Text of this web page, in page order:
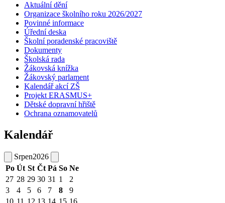
Aktuální dění
Organizace školního roku 2026/2027
Povinné informace
Úřední deska
Školní poradenské pracoviště
Dokumenty
Školská rada
Žákovská knížka
Žákovský parlament
Kalendář akcí ZŠ
Projekt ERASMUS+
Dětské dopravní hřiště
Ochrana oznamovatelů
Kalendář
Srpen2026
Po Út St Čt Pá So Ne
27 28 29 30 31 1
2
3
4 5 6 7 8
9